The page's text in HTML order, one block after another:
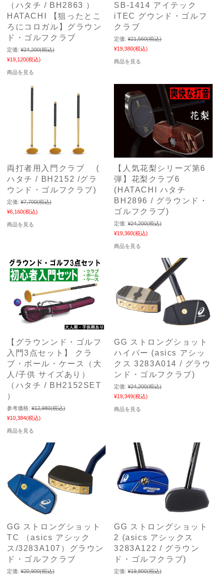
（ハタチ / BH2863 ）
HATACHI 【狙ったとこ
ろにコロガル】グラウン
ド・ゴルフクラブ
定価: ¥24,200(税込)
¥19,120(税込)
商品を見る
SB-1414 アイテック
iTEC グウンド・ゴルフ
クラブ
定価: ¥21,560(税込)
¥19,380(税込)
商品を見る
両打者用入門クラブ (
ハタチ / BH2152 /グラ
ウンド・ゴルフクラブ)
定価: ¥7,700(税込)
¥6,160(税込)
商品を見る
【人気花梨シリーズ第6
弾】花梨クラブ6
(HATACHI ハタチ
BH2896 / グラウンド・
ゴルフクラブ)
定価: ¥24,200(税込)
¥19,360(税込)
商品を見る
【グラウンンド・ゴルフ
入門3点セット】 クラ
ブ・ボール・ケース（大
人/子供 サイズあり）
（ハタチ / BH2152SET
）
参考価格: ¥12,980(税込)
¥10,384(税込)
商品を見る
GG ストロングショット
ハイパー (asics アシッ
クス 3283A014 / グラウ
ンド・ゴルフクラブ)
定価: ¥24,200(税込)
¥19,349(税込)
商品を見る
GG ストロングショット
TC （asics アシック
ス/3283A107）グラウン
ド・ゴルフクラブ
定価: ¥20,900(税込)
GG ストロングショット
2 (asics アシックス
3283A122 / グラウン
ド・ゴルフクラブ)
定価: ¥19,800(税込)